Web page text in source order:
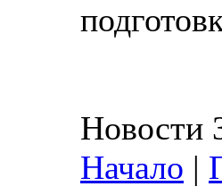
Новости
Начало |